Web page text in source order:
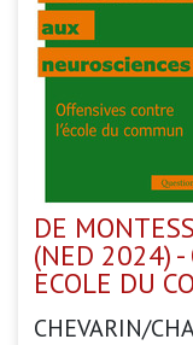
DE
(NED 2024) -
ECOLE DU
CHEVARIN/